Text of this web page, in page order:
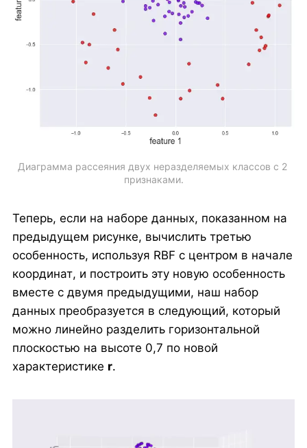
Диаграмма рассеяния двух неразделяемых классов с 2
признаками.
Теперь, если на наборе данных, показанном на
предыдущем рисунке, вычислить третью
особенность, используя RBF с центром в начале
координат, и построить эту новую особенность
вместе с двумя предыдущими, наш набор
данных преобразуется в следующий, который
можно линейно разделить горизонтальной
плоскостью на высоте 0,7 по новой
характеристике r.